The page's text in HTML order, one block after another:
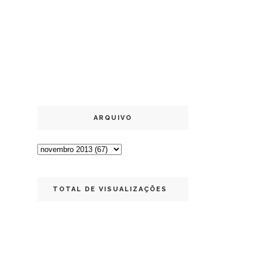
ARQUIVO
TOTAL DE VISUALIZAÇÕES